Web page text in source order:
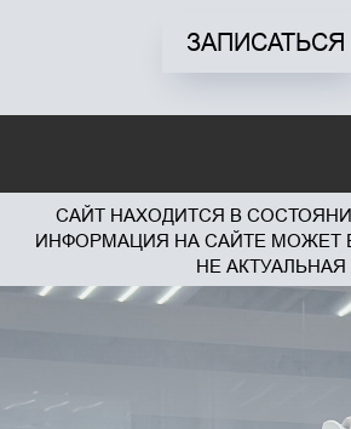
ЗАПИСАТЬСЯ
САЙТ НАХОДИТСЯ В
ИНФОРМАЦИЯ НА САЙТЕ МОЖЕТ
НЕ АКТУАЛЬНАЯ